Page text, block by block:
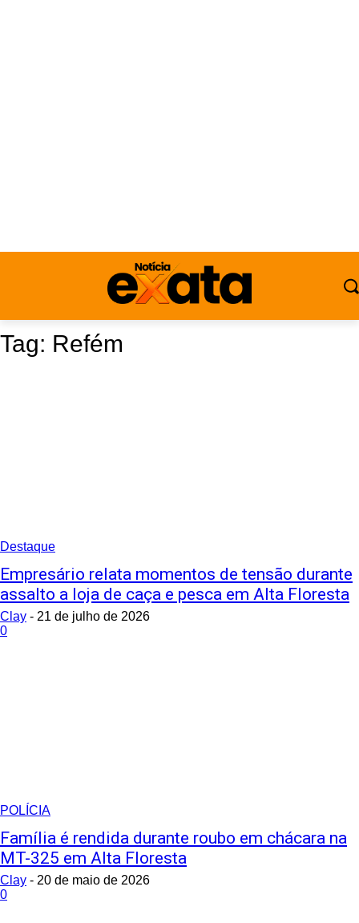
Tag: Refém
Destaque
Empresário relata momentos de tensão durante
assalto a loja de caça e pesca em Alta Floresta
Clay - 21 de julho de 2026
0
POLÍCIA
Família é rendida durante roubo em chácara na
MT-325 em Alta Floresta
Clay - 20 de maio de 2026
0